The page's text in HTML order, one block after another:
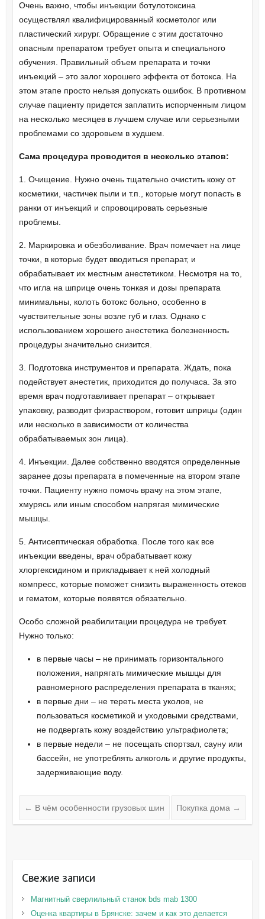
Очень важно, чтобы инъекции ботулотоксина
осуществлял квалифицированный косметолог или
пластический хирург. Обращение с этим достаточно
опасным препаратом требует опыта и специального
обучения. Правильный объем препарата и точки
инъекций – это залог хорошего эффекта от ботокса. На
этом этапе просто нельзя допускать ошибок. В противном
случае пациенту придется заплатить испорченным лицом
на несколько месяцев в лучшем случае или серьезными
проблемами со здоровьем в худшем.
Сама процедура проводится в несколько этапов:
1. Очищение. Нужно очень тщательно очистить кожу от
косметики, частичек пыли и т.п., которые могут попасть в
ранки от инъекций и спровоцировать серьезные
проблемы.
2. Маркировка и обезболивание. Врач помечает на лице
точки, в которые будет вводиться препарат, и
обрабатывает их местным анестетиком. Несмотря на то,
что игла на шприце очень тонкая и дозы препарата
минимальны, колоть ботокс больно, особенно в
чувствительные зоны возле губ и глаз. Однако с
использованием хорошего анестетика болезненность
процедуры значительно снизится.
3. Подготовка инструментов и препарата. Ждать, пока
подействует анестетик, приходится до получаса. За это
время врач подготавливает препарат – открывает
упаковку, разводит физраствором, готовит шприцы (один
или несколько в зависимости от количества
обрабатываемых зон лица).
4. Инъекции. Далее собственно вводятся определенные
заранее дозы препарата в помеченные на втором этапе
точки. Пациенту нужно помочь врачу на этом этапе,
хмурясь или иным способом напрягая мимические
мышцы.
5. Антисептическая обработка. После того как все
инъекции введены, врач обрабатывает кожу
хлоргексидином и прикладывает к ней холодный
компресс, которые поможет снизить выраженность отеков
и гематом, которые появятся обязательно.
Особо сложной реабилитации процедура не требует.
Нужно только:
в первые часы – не принимать горизонтального
положения, напрягать мимические мышцы для
равномерного распределения препарата в тканях;
в первые дни – не тереть места уколов, не
пользоваться косметикой и уходовыми средствами,
не подвергать кожу воздействию ультрафиолета;
в первые недели – не посещать спортзал, сауну или
бассейн, не употреблять алкоголь и другие продукты,
задерживающие воду.
← В чём особенности грузовых шин Покупка дома →
Свежие записи
Магнитный сверлильный станок bds mab 1300
Оценка квартиры в Брянске: зачем и как это делается